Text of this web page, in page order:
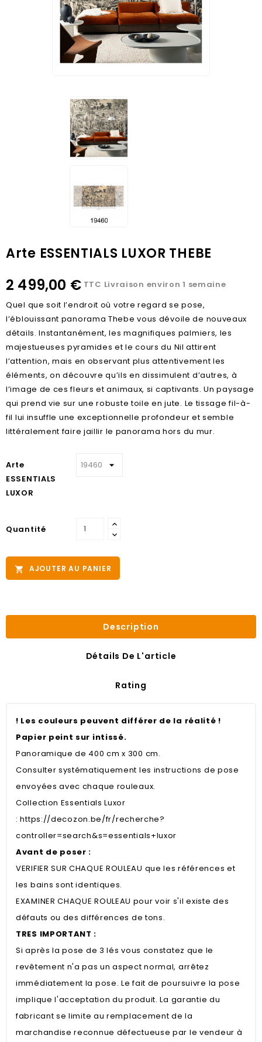
Arte ESSENTIALS LUXOR THEBE
2 499,00 € TTC Livraison environ 1 semaine
Quel que soit l’endroit où votre regard se pose,
l’éblouissant panorama Thebe vous dévoile de nouveaux
détails. Instantanément, les magnifiques palmiers, les
majestueuses pyramides et le cours du Nil attirent
l’attention, mais en observant plus attentivement les
éléments, on découvre qu’ils en dissimulent d’autres, à
l’image de ces fleurs et animaux, si captivants. Un paysage
qui prend vie sur une robuste toile en jute. Le tissage fil-à-
fil lui insuffle une exceptionnelle profondeur et semble
littéralement faire jaillir le panorama hors du mur.
Arte
ESSENTIALS
LUXOR
Quantité
 AJOUTER AU PANIER
Description
Détails De L'article
Rating
! Les couleurs peuvent différer de la réalité !
Papier peint sur intissé.
Panoramique de 400 cm x 300 cm.
Consulter systématiquement les instructions de pose
envoyées avec chaque rouleaux.
Collection Essentials Luxor
:https://decozon.be/fr/recherche?
controller=search&s=essentials+luxor
Avant de poser :
VERIFIER SUR CHAQUE ROULEAU que les références et
les bains sont identiques.
EXAMINER CHAQUE ROULEAU pour voir s'il existe des
défauts ou des différences de tons.
TRES IMPORTANT :
Si après la pose de 3 lés vous constatez que le
revêtement n'a pas un aspect normal, arrêtez
immédiatement la pose. Le fait de poursuivre la pose
implique l'acceptation du produit. La garantie du
fabricant se limite au remplacement de la
marchandise reconnue défectueuse par le vendeur à